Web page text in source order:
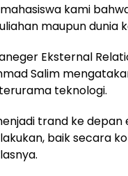
kami
maupun dunia
Eksternal
Salim
teknologi.
trand ke
baik secara